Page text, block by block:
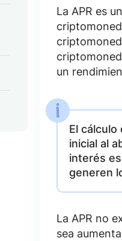
La APR es
un
El
inicial al
interés
generen
La APR no
sea